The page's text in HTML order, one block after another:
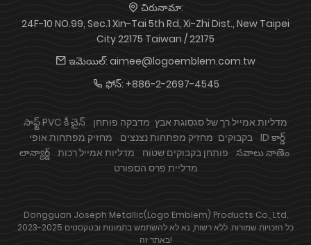
చిరునామా:
24F-10 NO.99, Sec.1 Xin-Tai 5th Rd, Xi-Zhi Dist., New Taipei
City 22175 Taiwan / 22175
ఇమెయిల్: aimee@logoemblem.com.tw
ఫోన్: +886-2-2697-4545
సాఫ్ట్ PVC కీ చైన్ מדליות אמייל רך של סגסוגת אבץ מדבקה פותחן
בקבוקים מחזיק מפתחות נצנצים מחזיק מפתחות אופי
ID కార్డ్
లాన్యార్డ్
פותחן בקבוקים שטוח מדליות אמייל רכות
సవాలు నాణెం
מדליית פרס הספורט
Dongguan Joseph Metallic(Logo Emblem) Products Co., Ltd.
2023-2025 כל הזכויות שמורות. ללא רשות, נא לא להשתמש בתמונות ובטקסטים
באתר זה!